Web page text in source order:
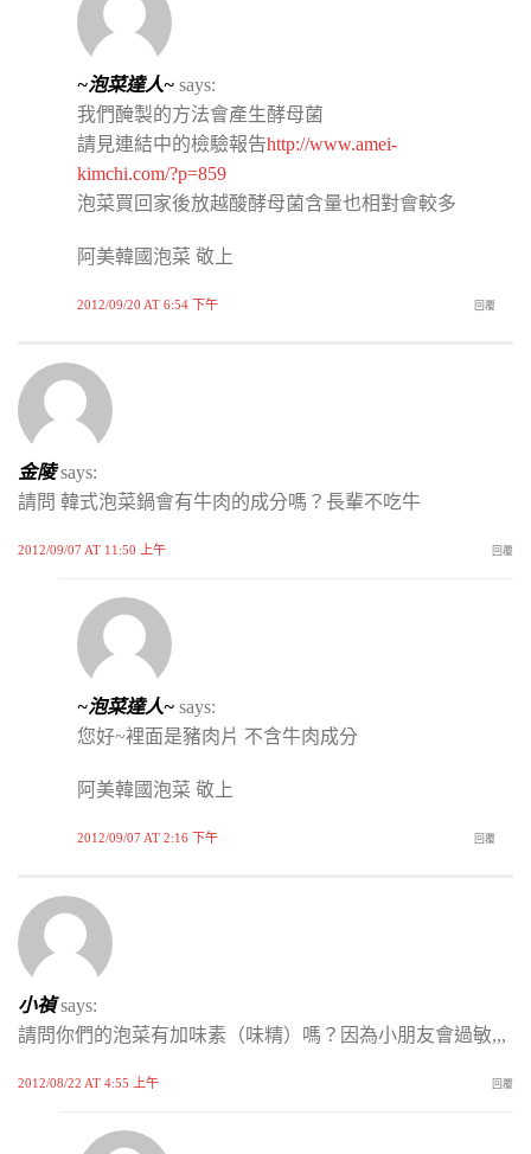
~泡菜達人~ says:
我們醃製的方法會產生酵母菌
請見連結中的檢驗報告http://www.amei-
kimchi.com/?p=859
泡菜買回家後放越酸酵母菌含量也相對會較多
阿美韓國泡菜 敬上
2012/09/20 AT 6:54 下午 回覆
金陵 says:
請問 韓式泡菜鍋會有牛肉的成分嗎？長輩不吃牛
2012/09/07 AT 11:50 上午 回覆
~泡菜達人~ says:
您好~裡面是豬肉片 不含牛肉成分
阿美韓國泡菜 敬上
2012/09/07 AT 2:16 下午 回覆
小禎 says:
請問你們的泡菜有加味素（味精）嗎？因為小朋友會過敏,,,
2012/08/22 AT 4:55 上午 回覆